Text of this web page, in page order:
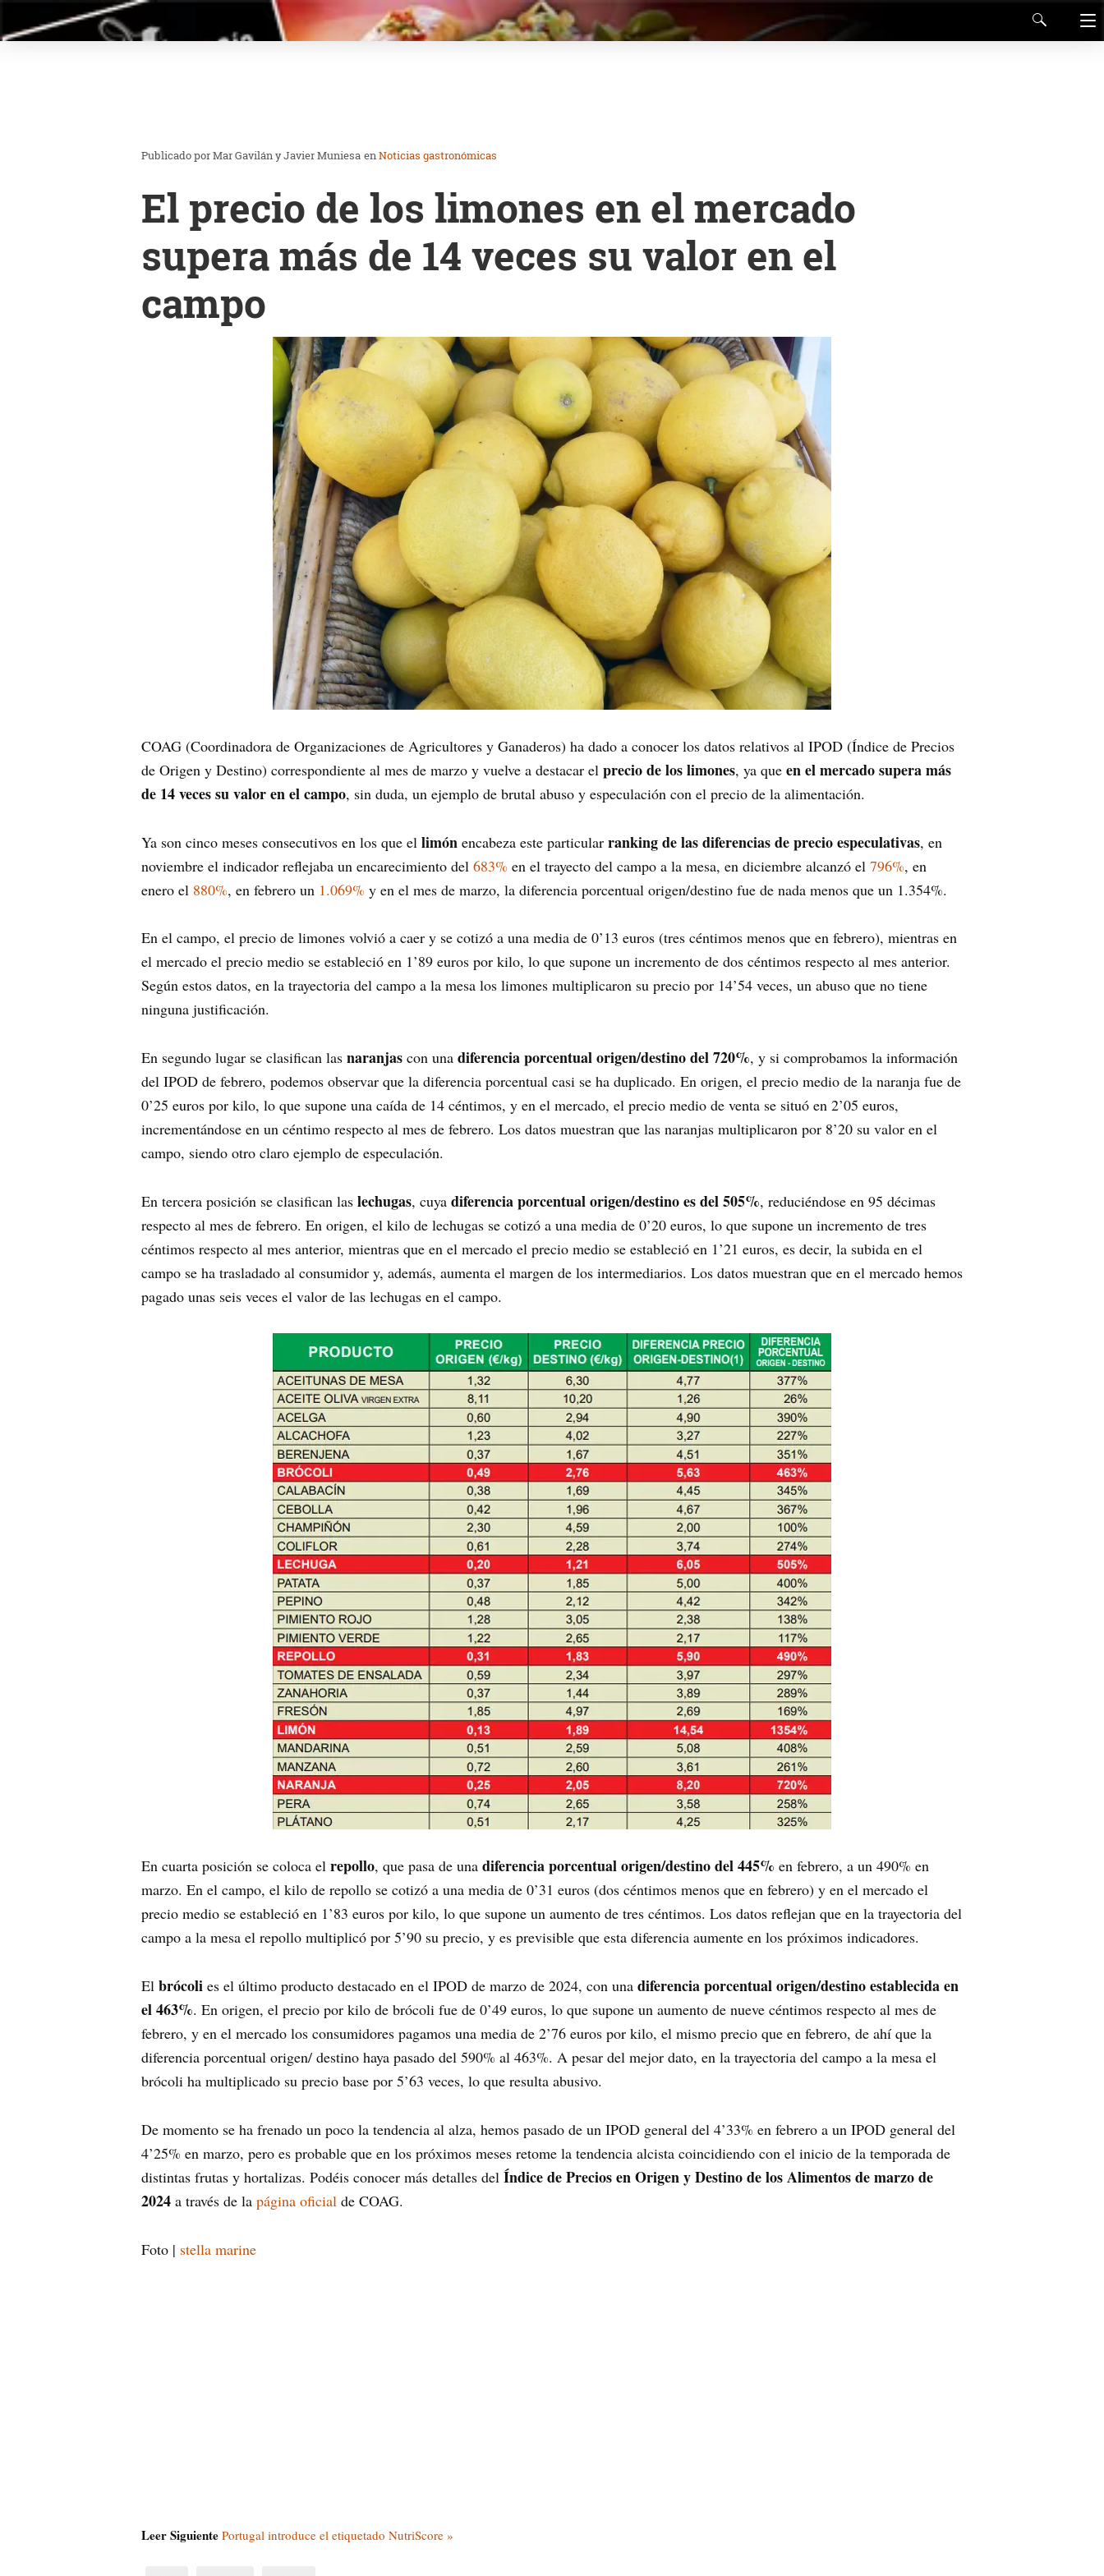
Mar Gavilán y Javier Muniesa enNoticias gastronómicas
El precio de los limones en el mercado
supera más de 14 veces su valor en el
campo
COAG (Coordinadora de Organizaciones de Agricultores y Ganaderos) ha dado a conocer los datos relativos al IPOD (Índice de Precios
de Origen y Destino) correspondiente al mes de marzo y vuelve a destacar el precio de los limones, ya que en el mercado supera más
de 14 veces su valor en el campo, sin duda, un ejemplo de brutal abuso y especulación con el precio de la alimentación.
Ya son cinco meses consecutivos en los que el limón encabeza este particular ranking de las diferencias de precio especulativas, en
noviembre el indicador reflejaba un encarecimiento del 683% en el trayecto del campo a la mesa, en diciembre alcanzó el 796%, en
enero el 880%, en febrero un 1.069% y en el mes de marzo, la diferencia porcentual origen/destino fue de nada menos que un 1.354%.
En el campo, el precio de limones volvió a caer y se cotizó a una media de 0’13 euros (tres céntimos menos que en febrero), mientras en
el mercado el precio medio se estableció en 1’89 euros por kilo, lo que supone un incremento de dos céntimos respecto al mes anterior.
Según estos datos, en la trayectoria del campo a la mesa los limones multiplicaron su precio por 14’54 veces, un abuso que no tiene
ninguna justificación.
En segundo lugar se clasifican las naranjas con una diferencia porcentual origen/destino del 720%, y si comprobamos la información
del IPOD de febrero, podemos observar que la diferencia porcentual casi se ha duplicado. En origen, el precio medio de la naranja fue de
0’25 euros por kilo, lo que supone una caída de 14 céntimos, y en el mercado, el precio medio de venta se situó en 2’05 euros,
incrementándose en un céntimo respecto al mes de febrero. Los datos muestran que las naranjas multiplicaron por 8’20 su valor en el
campo, siendo otro claro ejemplo de especulación.
En tercera posición se clasifican las lechugas, cuya diferencia porcentual origen/destino es del 505%, reduciéndose en 95 décimas
respecto al mes de febrero. En origen, el kilo de lechugas se cotizó a una media de 0’20 euros, lo que supone un incremento de tres
céntimos respecto al mes anterior, mientras que en el mercado el precio medio se estableció en 1’21 euros, es decir, la subida en el
campo se ha trasladado al consumidor y, además, aumenta el margen de los intermediarios. Los datos muestran que en el mercado hemos
pagado unas seis veces el valor de las lechugas en el campo.
En cuarta posición se coloca el repollo, que pasa de una diferencia porcentual origen/destino del 445% en febrero, a un 490% en
marzo. En el campo, el kilo de repollo se cotizó a una media de 0’31 euros (dos céntimos menos que en febrero) y en el mercado el
precio medio se estableció en 1’83 euros por kilo, lo que supone un aumento de tres céntimos. Los datos reflejan que en la trayectoria del
campo a la mesa el repollo multiplicó por 5’90 su precio, y es previsible que esta diferencia aumente en los próximos indicadores.
El brócoli es el último producto destacado en el IPOD de marzo de 2024, con una diferencia porcentual origen/destino establecida en
el 463%. En origen, el precio por kilo de brócoli fue de 0’49 euros, lo que supone un aumento de nueve céntimos respecto al mes de
febrero, y en el mercado los consumidores pagamos una media de 2’76 euros por kilo, el mismo precio que en febrero, de ahí que la
diferencia porcentual origen/ destino haya pasado del 590% al 463%. A pesar del mejor dato, en la trayectoria del campo a la mesa el
brócoli ha multiplicado su precio base por 5’63 veces, lo que resulta abusivo.
De momento se ha frenado un poco la tendencia al alza, hemos pasado de un IPOD general del 4’33% en febrero a un IPOD general del
4’25% en marzo, pero es probable que en los próximos meses retome la tendencia alcista coincidiendo con el inicio de la temporada de
distintas frutas y hortalizas. Podéis conocer más detalles del Índice de Precios en Origen y Destino de los Alimentos de marzo de
2024 a través de la página oficial de COAG.
Foto | stella marine
Leer Siguiente Portugal introduce el etiquetado NutriScore »